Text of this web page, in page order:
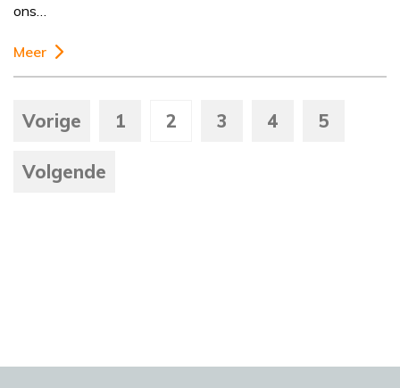
ons…
Meer
Vorige 1 2 3 4 5
Volgende